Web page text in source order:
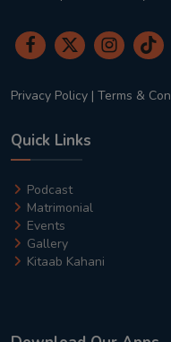
Privacy Policy | Terms &
Quick Links
Podcast
Matrimonial
Events
Gallery
Kitaab Kahani